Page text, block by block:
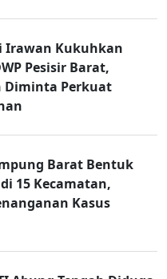
Irawan Kukuhkan
Pesisir Barat,
Diminta Perkuat
Barat Bentuk
15 Kecamatan,
Kasus